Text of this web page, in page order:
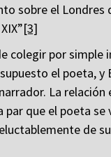
sobre el Londres
[3]
colegir por simple
el poeta, y
La relación
par que el poeta se
de su